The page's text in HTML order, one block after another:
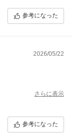
参考になった
2026/05/22
さらに表示
参考になった